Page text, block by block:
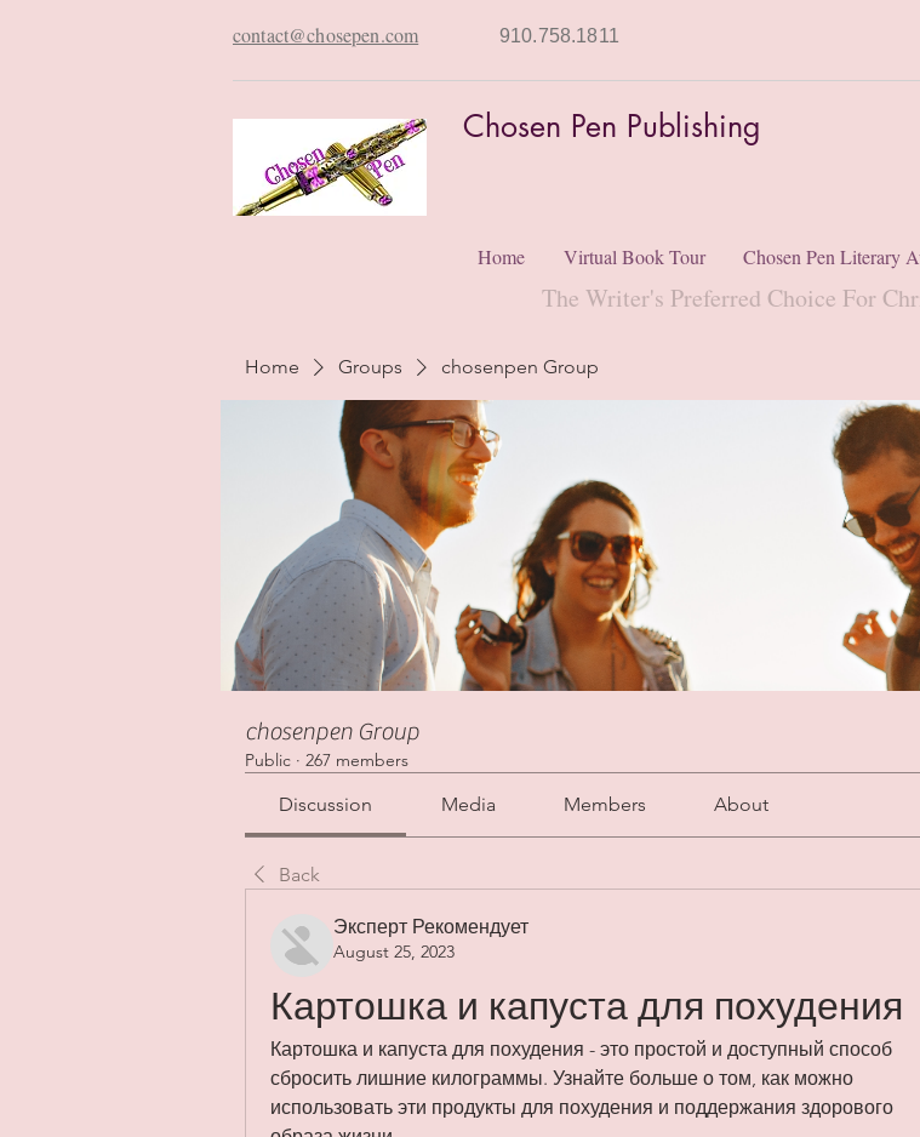
Chosen Pen Publishing
contact@chosepen.com 910.758.1811
Home Virtual Book Tour Chosen Pen Literary
The Writer's Preferred Choice For
Home Groups chosenpen Group
chosenpen Group
Public · 267 members
Discussion Media Members About
Back
Эксперт Рекомендует
August 25, 2023
Картошка и капуста для похудения
Картошка и капуста для похудения - это простой и доступный способ
сбросить лишние килограммы. Узнайте больше о том, как можно
использовать эти продукты для похудения и поддержания здорового